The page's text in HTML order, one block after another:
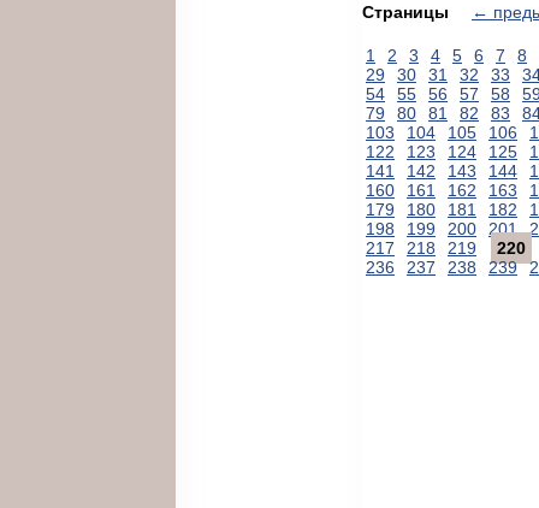
Страницы ←
1 2 3 4 5 6 7
8
29
30 31 32 33
54
55 56 57 58
79
80 81 82 83
103
104 105 106
122
123 124 125
141
142 143 144
160
161 162 163
179
180 181 182
198
199 200 201
217
218 219
220
236
237 238 239